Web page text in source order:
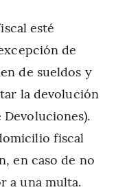
esté
de
de sueldos y
la devolución
fiscal
en caso de no
a una multa.